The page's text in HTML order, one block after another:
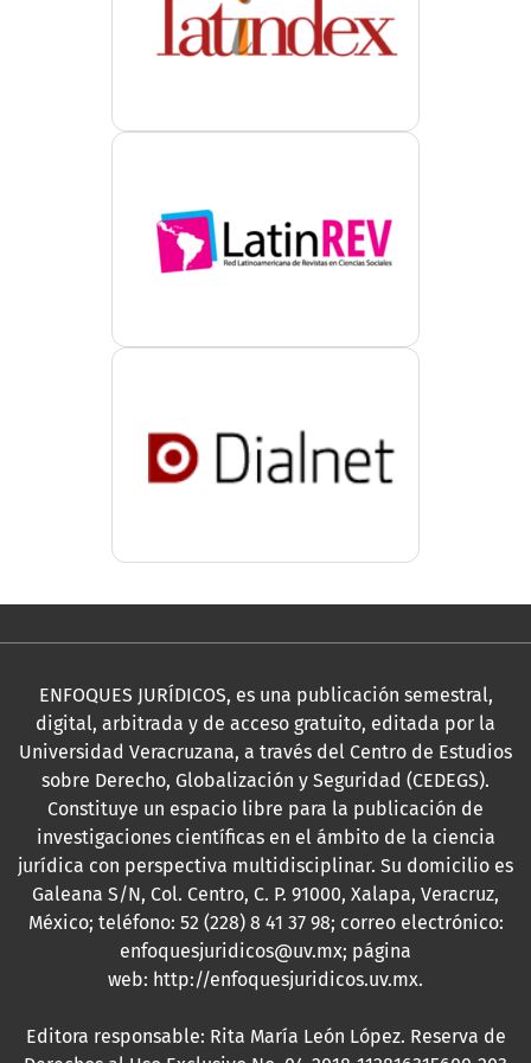
ENFOQUES JURÍDICOS, es una publicación semestral,
digital, arbitrada y de acceso gratuito, editada por la
Universidad Veracruzana, a través del Centro de Estudios
sobre Derecho, Globalización y Seguridad (CEDEGS).
Constituye un espacio libre para la publicación de
investigaciones científicas en el ámbito de la ciencia
jurídica con perspectiva multidisciplinar. Su domicilio es
Galeana S/N, Col. Centro, C. P. 91000, Xalapa, Veracruz,
México; teléfono: 52 (228) 8 41 37 98; correo electrónico:
enfoquesjuridicos@uv.mx; página
web: http://enfoquesjuridicos.uv.mx.
Editora responsable: Rita María León López. Reserva de